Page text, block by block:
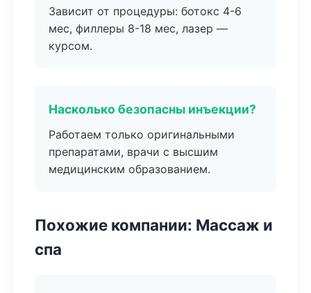
Зависит от процедуры: ботокс 4-6
мес, филлеры 8-18 мес, лазер —
курсом.
Насколько безопасны инъекции?
Работаем только оригинальными
препаратами, врачи с высшим
медицинским образованием.
Похожие компании: Массаж и
спа